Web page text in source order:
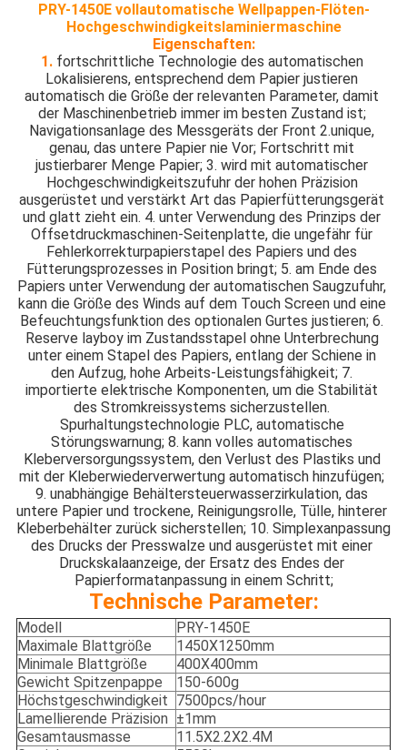
PRY-1450E vollautomatische Wellpappen-Flöten-
Hochgeschwindigkeitslaminiermaschine
Eigenschaften:
1. fortschrittliche Technologie des automatischen
Lokalisierens, entsprechend dem Papier justieren
automatisch die Größe der relevanten Parameter, damit
der Maschinenbetrieb immer im besten Zustand ist;
Navigationsanlage des Messgeräts der Front 2.unique,
genau, das untere Papier nie Vor; Fortschritt mit
justierbarer Menge Papier; 3. wird mit automatischer
Hochgeschwindigkeitszufuhr der hohen Präzision
ausgerüstet und verstärkt Art das Papierfütterungsgerät
und glatt zieht ein. 4. unter Verwendung des Prinzips der
Offsetdruckmaschinen-Seitenplatte, die ungefähr für
Fehlerkorrekturpapierstapel des Papiers und des
Fütterungsprozesses in Position bringt; 5. am Ende des
Papiers unter Verwendung der automatischen Saugzufuhr,
kann die Größe des Winds auf dem Touch Screen und eine
Befeuchtungsfunktion des optionalen Gurtes justieren; 6.
Reserve layboy im Zustandsstapel ohne Unterbrechung
unter einem Stapel des Papiers, entlang der Schiene in
den Aufzug, hohe Arbeits-Leistungsfähigkeit; 7.
importierte elektrische Komponenten, um die Stabilität
des Stromkreissystems sicherzustellen.
Spurhaltungstechnologie PLC, automatische
Störungswarnung; 8. kann volles automatisches
Kleberversorgungssystem, den Verlust des Plastiks und
mit der Kleberwiederverwertung automatisch hinzufügen;
9. unabhängige Behältersteuerwasserzirkulation, das
untere Papier und trockene, Reinigungsrolle, Tülle, hinterer
Kleberbehälter zurück sicherstellen; 10. Simplexanpassung
des Drucks der Presswalze und ausgerüstet mit einer
Druckskalaanzeige, der Ersatz des Endes der
Papierformatanpassung in einem Schritt;
Technische Parameter:
Modell
PRY-1450E
Maximale Blattgröße
1450X1250mm
Minimale Blattgröße
400X400mm
Gewicht Spitzenpappe
150-600g
Höchstgeschwindigkeit 7500pcs/hour
Lamellierende Präzision ±1mm
Gesamtausmasse
11.5X2.2X2.4M